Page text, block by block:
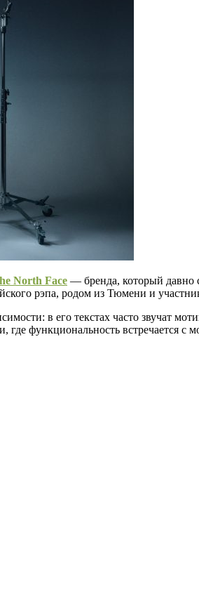
North Face — бренда, который давно
рэпа, родом из Тюмени и
в его текстах часто звучат
функциональность встречается с